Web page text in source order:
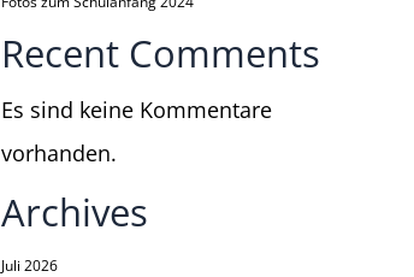
Recent Comments
Es sind keine Kommentare
vorhanden.
Archives
Juli 2026